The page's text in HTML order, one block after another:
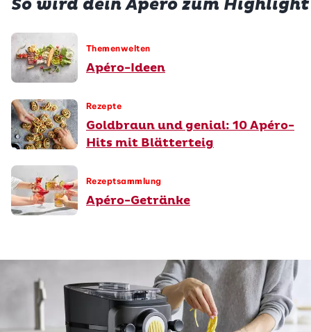
So wird dein Apéro zum Highlight
Themenwelten
Apéro-Ideen
Rezepte
Goldbraun und genial: 10 Apéro-
Hits mit Blätterteig
Rezeptsammlung
Apéro-Getränke